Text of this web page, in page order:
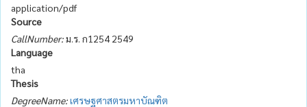
application/pdf
Source
CallNumber:ม.ร. ก1254 2549
Language
tha
Thesis
DegreeName:เศรษฐศาสตรมหาบัณฑิต